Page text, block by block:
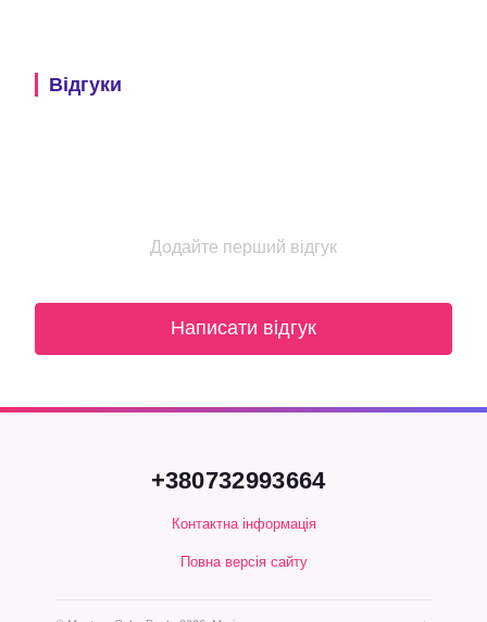
Відгуки
Додайте перший відгук
Написати відгук
+380732993664
Контактна інформація
Повна версія сайту